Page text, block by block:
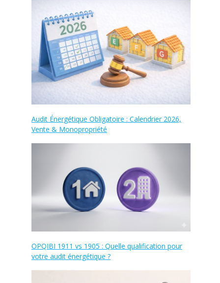
Audit Énergétique Obligatoire : Calendrier 2026,
Vente & Monopropriété
OPQIBI 1911 vs 1905 : Quelle qualification pour
votre audit énergétique ?